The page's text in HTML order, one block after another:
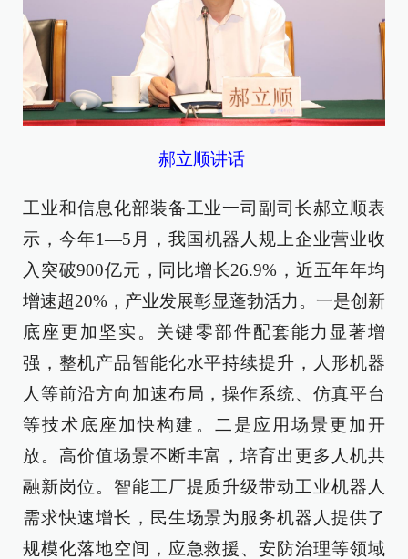
郝立顺讲话
工业和信息化部装备工业一司副司长郝立顺表
示，今年1—5月，我国机器人规上企业营业收
入突破900亿元，同比增长26.9%，近五年年均
增速超20%，产业发展彰显蓬勃活力。一是创新
底座更加坚实。关键零部件配套能力显著增
强，整机产品智能化水平持续提升，人形机器
人等前沿方向加速布局，操作系统、仿真平台
等技术底座加快构建。二是应用场景更加开
放。高价值场景不断丰富，培育出更多人机共
融新岗位。智能工厂提质升级带动工业机器人
需求快速增长，民生场景为服务机器人提供了
规模化落地空间，应急救援、安防治理等领域